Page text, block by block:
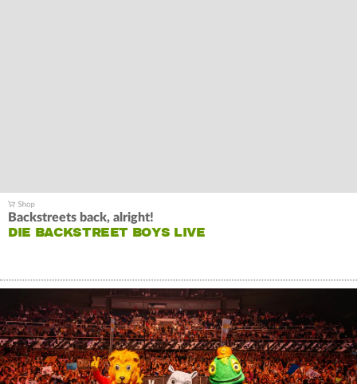
Backstreets back, alright!
DIE BACKSTREET BOYS LIVE